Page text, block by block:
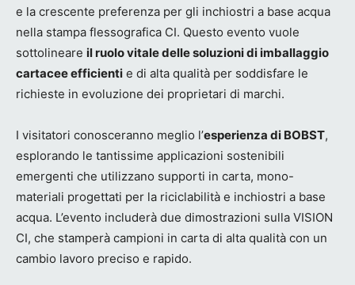
e la crescente preferenza per gli inchiostri a base acqua
nella stampa flessografica CI. Questo evento vuole
sottolineare il ruolo vitale delle soluzioni di imballaggio
cartacee efficienti e di alta qualità per soddisfare le
richieste in evoluzione dei proprietari di marchi.
I visitatori conosceranno meglio l’esperienza di BOBST,
esplorando le tantissime applicazioni sostenibili
emergenti che utilizzano supporti in carta, mono-
materiali progettati per la riciclabilità e inchiostri a base
acqua. L’evento includerà due dimostrazioni sulla VISION
CI, che stamperà campioni in carta di alta qualità con un
cambio lavoro preciso e rapido.